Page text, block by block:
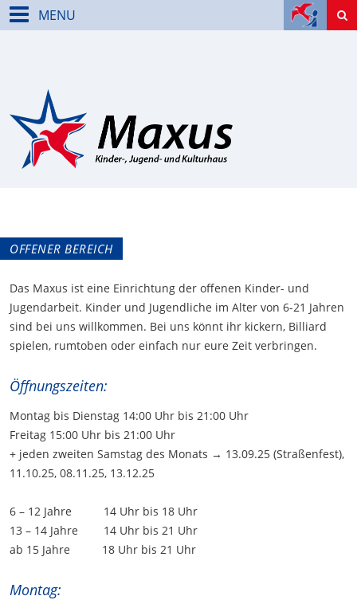
MENU
OFFENER BEREICH
Das Maxus ist eine Einrichtung der offenen Kinder- und
Jugendarbeit. Kinder und Jugendliche im Alter von 6-21 Jahren
sind bei uns willkommen. Bei uns könnt ihr kickern, Billiard
spielen, rumtoben oder einfach nur eure Zeit verbringen.
Öffnungszeiten:
Montag bis Dienstag 14:00 Uhr bis 21:00 Uhr
Freitag 15:00 Uhr bis 21:00 Uhr
+ jeden zweiten Samstag des Monats → 13.09.25 (Straßenfest),
11.10.25, 08.11.25, 13.12.25
6 – 12 Jahre 14 Uhr bis 18 Uhr
13 – 14 Jahre 14 Uhr bis 21 Uhr
ab 15 Jahre 18 Uhr bis 21 Uhr
Montag: